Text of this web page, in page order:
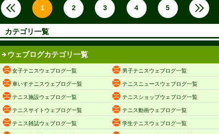
1 2 3 4 5
カテゴリ一覧
ウェブログカテゴリ一覧
女子テニスウェブログ一覧 男子テニスウェブログ一覧
車いすテニスウェブログ一覧 テニスニュースウェブログ一覧
テニス施設ウェブログ一覧 テニスショップウェブログ一覧
テニスサイトウェブログ一覧 テニス動画ウェブログ一覧
テニス雑誌ウェブログ一覧 学生テニスウェブログ一覧